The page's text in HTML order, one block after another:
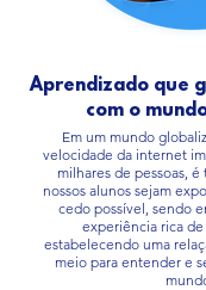
Em um mundo
velocidade da internet
milhares de pessoas,
nossos alunos sejam
cedo possível, sendo
experiência rica
estabelecendo uma
meio para entender e
Aprendizado que
com o